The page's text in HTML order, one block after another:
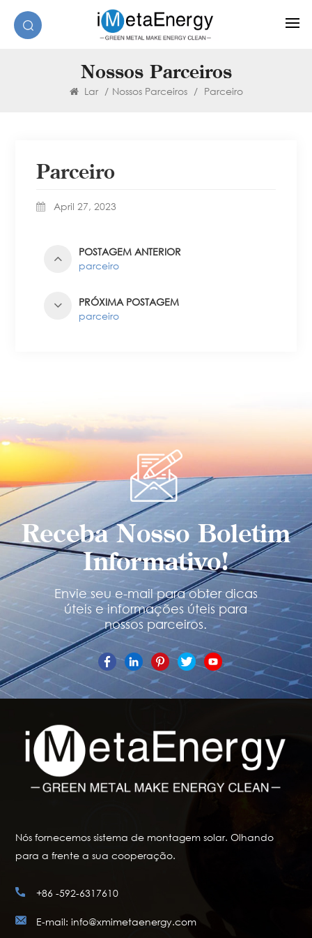
Nossos Parceiros
Lar / Nossos Parceiros / Parceiro
Parceiro
April 27, 2023
POSTAGEM ANTERIOR
parceiro
PRÓXIMA POSTAGEM
parceiro
Receba Nosso Boletim
Informativo!
Envie seu e-mail para obter dicas
úteis e informações úteis para
nossos parceiros.
Nós fornecemos sistema de montagem solar. Olhando
para a frente a sua cooperação.
+86 -592-6317610
E-mail: info@xmimetaenergy.com